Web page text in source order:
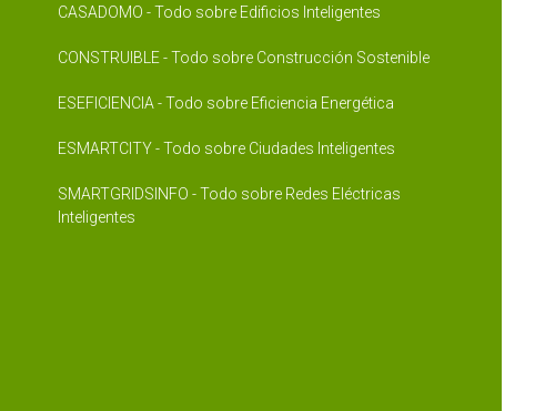
CASADOMO - Todo sobre Edificios Inteligentes
CONSTRUIBLE - Todo sobre Construcción Sostenible
ESEFICIENCIA - Todo sobre Eficiencia Energética
ESMARTCITY - Todo sobre Ciudades Inteligentes
SMARTGRIDSINFO - Todo sobre Redes Eléctricas
Inteligentes